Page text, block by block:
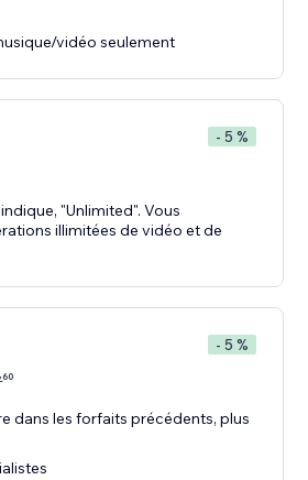
vidéo seulement
- 5 %
"Unlimited". Vous
illimitées de vidéo et de
- 5 %
60
dans les forfaits précédents, plus